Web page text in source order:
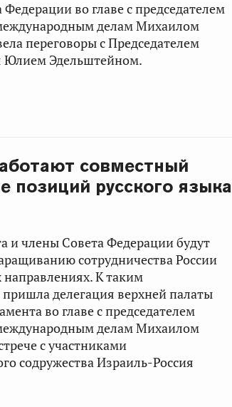
во главе с председателем
деламМихаилом
переговоры с Председателем
Юлием Эдельштейном.
совместный
позиций русского языка
и члены Совета Федерации будут
сотрудничества России
направлениях. К таким
делегация верхней палаты
во главе с председателем
деламМихаилом
с участниками
содружества Израиль-Россия